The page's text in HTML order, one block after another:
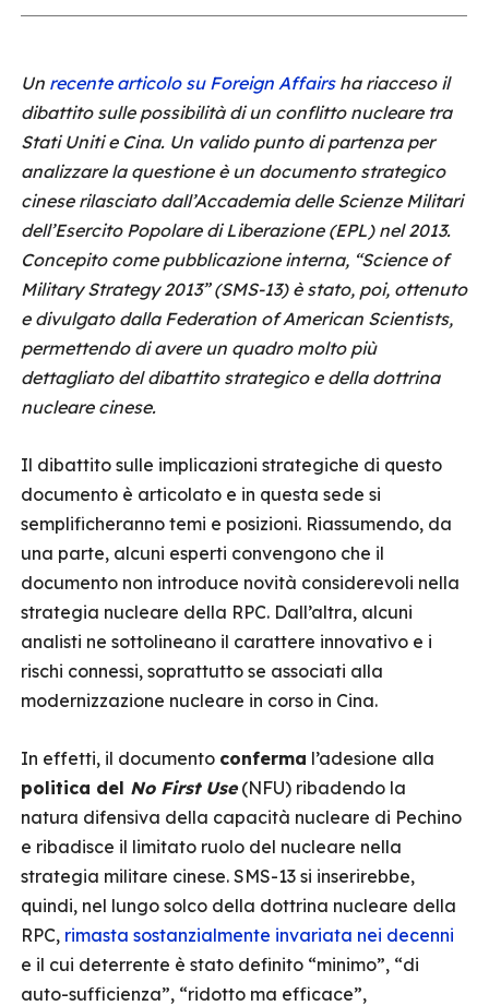
Un recente articolo su Foreign Affairsha riacceso il
dibattito sulle possibilità di un conflitto nucleare tra
Stati Uniti e Cina. Un valido punto di partenza per
analizzare la questione è un documento strategico
cinese rilasciato dall’Accademia delle Scienze Militari
dell’Esercito Popolare di Liberazione (EPL) nel 2013.
Concepito come pubblicazione interna, “Science of
Military Strategy 2013” (SMS-13) è stato, poi, ottenuto
e divulgato dalla Federation of American Scientists,
permettendo di avere un quadro molto più
dettagliato del dibattito strategico e della dottrina
nucleare cinese.
Il dibattito sulle implicazioni strategiche di questo
documento è articolato e in questa sede si
semplificheranno temi e posizioni. Riassumendo, da
una parte, alcuni esperti convengono che il
documento non introduce novità considerevoli nella
strategia nucleare della RPC. Dall’altra, alcuni
analisti ne sottolineano il carattere innovativo e i
rischi connessi, soprattutto se associati alla
modernizzazione nucleare in corso in Cina.
In effetti, il documento conferma l’adesione alla
politica del No First Use(NFU) ribadendo la
natura difensiva della capacità nucleare di Pechino
e ribadisce il limitato ruolo del nucleare nella
strategia militare cinese. SMS-13 si inserirebbe,
quindi, nel lungo solco della dottrina nucleare della
RPC, rimasta sostanzialmente invariata nei decenni
e il cui deterrente è stato definito “minimo”, “di
auto-sufficienza”, “ridotto ma efficace”,